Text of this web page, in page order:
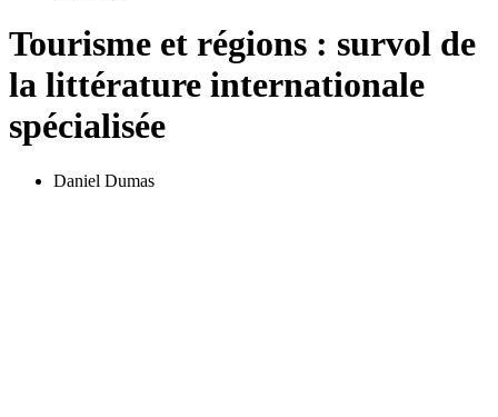
Tourisme et régions : survol de
la littérature internationale
spécialisée
Daniel Dumas